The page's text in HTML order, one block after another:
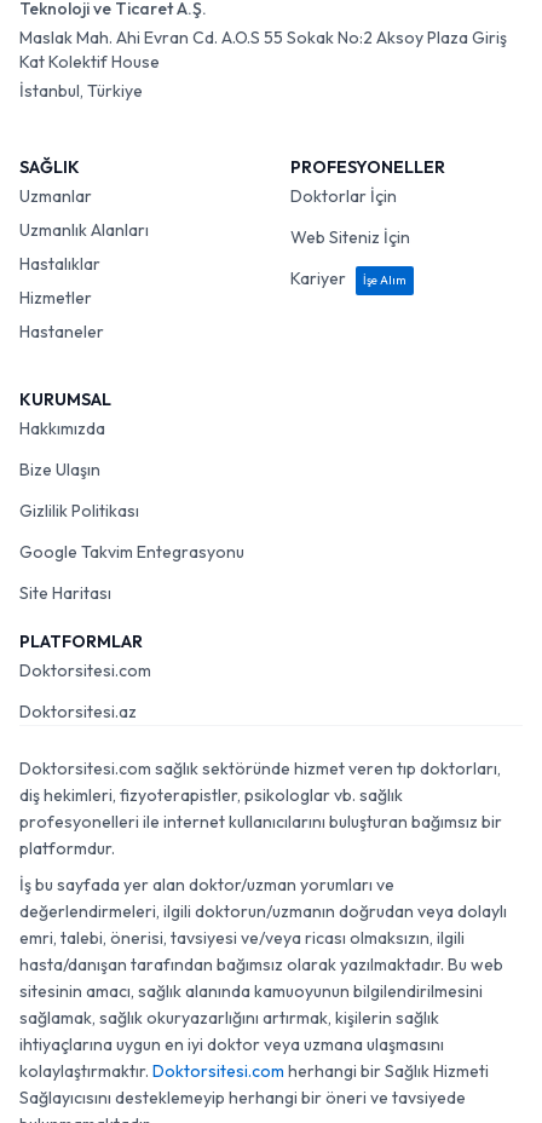
Teknoloji ve Ticaret A.Ş.
Maslak Mah. Ahi Evran Cd. A.O.S 55 Sokak No:2 Aksoy Plaza Giriş
Kat Kolektif House
İstanbul, Türkiye
SAĞLIK
Uzmanlar
Uzmanlık Alanları
Hastalıklar
Hizmetler
Hastaneler
PROFESYONELLER
Doktorlar İçin
Web Siteniz İçin
Kariyer
İşe Alım
KURUMSAL
Hakkımızda
Bize Ulaşın
Gizlilik Politikası
Google Takvim Entegrasyonu
Site Haritası
PLATFORMLAR
Doktorsitesi.com
Doktorsitesi.az
Doktorsitesi.com sağlık sektöründe hizmet veren tıp doktorları,
diş hekimleri, fizyoterapistler, psikologlar vb. sağlık
profesyonelleri ile internet kullanıcılarını buluşturan bağımsız bir
platformdur.
İş bu sayfada yer alan doktor/uzman yorumları ve
değerlendirmeleri, ilgili doktorun/uzmanın doğrudan veya dolaylı
emri, talebi, önerisi, tavsiyesi ve/veya ricası olmaksızın, ilgili
hasta/danışan tarafından bağımsız olarak yazılmaktadır. Bu web
sitesinin amacı, sağlık alanında kamuoyunun bilgilendirilmesini
sağlamak, sağlık okuryazarlığını artırmak, kişilerin sağlık
ihtiyaçlarına uygun en iyi doktor veya uzmana ulaşmasını
kolaylaştırmaktır. Doktorsitesi.com herhangi bir Sağlık Hizmeti
Sağlayıcısını desteklemeyip herhangi bir öneri ve tavsiyede